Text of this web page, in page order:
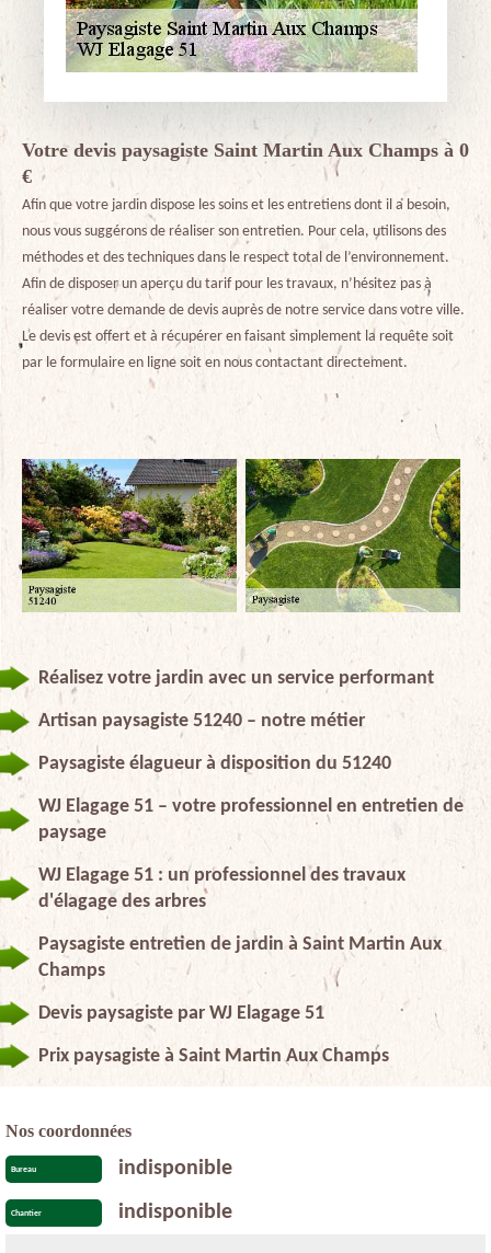
Votre devis paysagiste Saint Martin Aux Champs à 0
€
Afin que votre jardin dispose les soins et les entretiens dont il a besoin,
nous vous suggérons de réaliser son entretien. Pour cela, utilisons des
méthodes et des techniques dans le respect total de l’environnement.
Afin de disposer un aperçu du tarif pour les travaux, n’hésitez pas à
réaliser votre demande de devis auprès de notre service dans votre ville.
Le devis est offert et à récupérer en faisant simplement la requête soit
par le formulaire en ligne soit en nous contactant directement.
Réalisez votre jardin avec un service performant
Artisan paysagiste 51240 – notre métier
Paysagiste élagueur à disposition du 51240
WJ Elagage 51 – votre professionnel en entretien de
paysage
WJ Elagage 51 : un professionnel des travaux
d'élagage des arbres
Paysagiste entretien de jardin à Saint Martin Aux
Champs
Devis paysagiste par WJ Elagage 51
Prix paysagiste à Saint Martin Aux Champs
Nos coordonnées
Bureau indisponible
Chantier indisponible